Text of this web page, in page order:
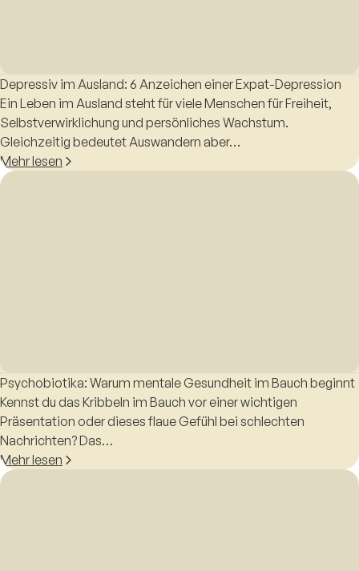
Depressiv im Ausland: 6 Anzeichen einer Expat-Depression
Ein Leben im Ausland steht für viele Menschen für Freiheit,
Selbstverwirklichung und persönliches Wachstum.
Gleichzeitig bedeutet Auswandern aber…
Mehr lesen
Psychobiotika: Warum mentale Gesundheit im Bauch beginnt
Kennst du das Kribbeln im Bauch vor einer wichtigen
Präsentation oder dieses flaue Gefühl bei schlechten
Nachrichten? Das…
Mehr lesen